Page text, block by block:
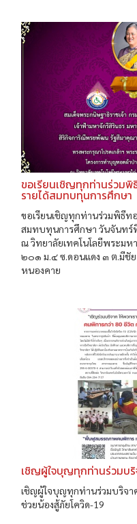
ขอเรียนเชิญทุกท่านร่วม
รายได้สมทบทุนการศึกษา
ขอเรียนเชิญทุกท่านร่วมพิธีท
สมทบทุนการศึกษา วันจันทร์
ณ วิทยาลัยเทคโนโลยีพระมห
๒๐๑ ม.๔ ซ.ดอนแดง ๓ ต.มีชัย
หนองคาย
เชิญผู้ใจบุญทุกท่านร่วมบ
เชิญผู้ใจบุญทุกท่านร่วมบริจา
ช่วยน้องสู้ภัยโควิด-19